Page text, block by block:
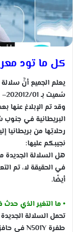
إ
ك
ت
و
ي
ا
كل ما تود
يعلم الجميع أنَّ
سُميت بـ VUI –202012/01
وقد تم الإبلاغ عنها
البريطانية في جنوب
رحلاتِها من بريطانيا
نجيبكم عليها:
هل السلالة
في الحقيقة لا، تم
أيضًا.
• ما التغير الذي
تحمل السلالة